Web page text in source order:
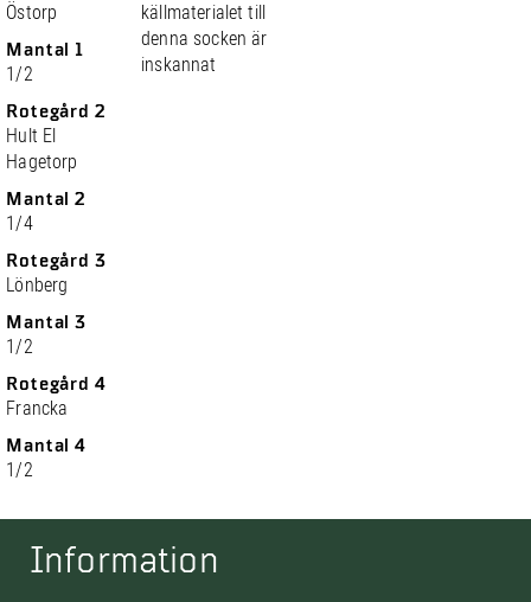
Östorp
Mantal 1
1/2
Rotegård 2
Hult El
Hagetorp
Mantal 2
1/4
Rotegård 3
Lönberg
Mantal 3
1/2
Rotegård 4
Francka
Mantal 4
1/2
källmaterialet till
denna socken är
inskannat
Information